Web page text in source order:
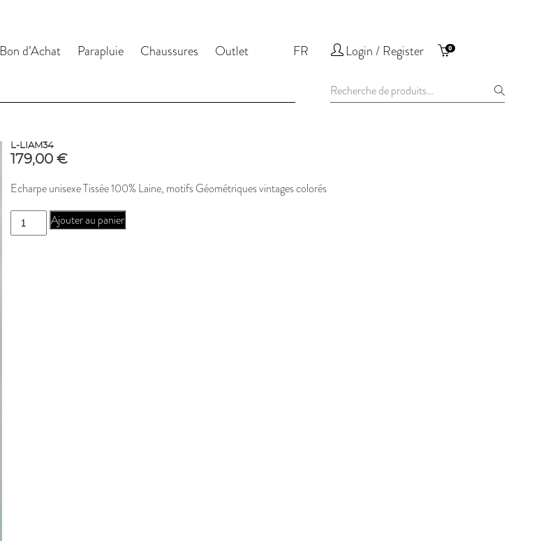
Bon d’Achat Parapluie Chaussures Outlet FR Login / Register 0
Recherche
pour :
L-LIAM34
179,00 €
Echarpe unisexe Tissée 100% Laine, motifs Géométriques vintages colorés
quantité
de
Ajouter au panier